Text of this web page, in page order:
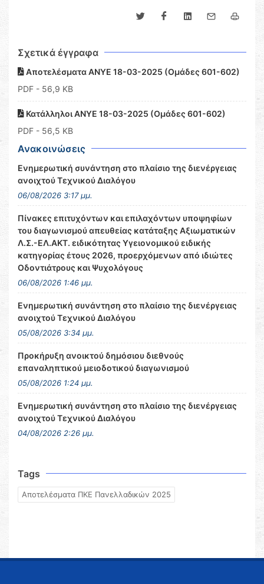
Σχετικά έγγραφα
Αποτελέσματα ΑΝΥΕ 18-03-2025 (Ομάδες 601-602)
PDF - 56,9 KB
Κατάλληλοι ΑΝΥΕ 18-03-2025 (Ομάδες 601-602)
PDF - 56,5 KB
Ανακοινώσεις
Ενημερωτική συνάντηση στο πλαίσιο της διενέργειας
ανοιχτού Τεχνικού Διαλόγου
06/08/2026 3:17 μμ.
Πίνακες επιτυχόντων και επιλαχόντων υποψηφίων
του διαγωνισμού απευθείας κατάταξης Αξιωματικών
Λ.Σ.-ΕΛ.ΑΚΤ. ειδικότητας Υγειονομικού ειδικής
κατηγορίας έτους 2026, προερχόμενων από ιδιώτες
Οδοντιάτρους και Ψυχολόγους
06/08/2026 1:46 μμ.
Ενημερωτική συνάντηση στο πλαίσιο της διενέργειας
ανοιχτού Τεχνικού Διαλόγου
05/08/2026 3:34 μμ.
Προκήρυξη ανοικτού δημόσιου διεθνούς
επαναληπτικού μειοδοτικού διαγωνισμού
05/08/2026 1:24 μμ.
Ενημερωτική συνάντηση στο πλαίσιο της διενέργειας
ανοιχτού Τεχνικού Διαλόγου
04/08/2026 2:26 μμ.
Tags
Αποτελέσματα ΠΚΕ Πανελλαδικών 2025